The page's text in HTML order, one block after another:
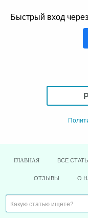
Быстрый вход
ГЛАВНАЯ ВСЕ
ОТЗЫВЫ О